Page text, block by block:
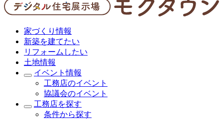
家づくり情報
新築を建てたい
リフォームしたい
土地情報
イベント情報
工務店のイベント
協議会のイベント
工務店を探す
条件から探す